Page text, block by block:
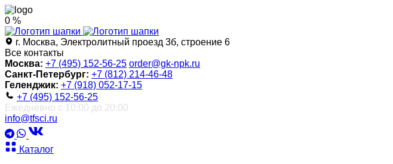
0 %
г. Москва, Электролитный проезд 3б, строение 6
Все контакты
Москва: +7 (495) 152-56-25 order@gk-npk.ru
Санкт-Петербург: +7 (812) 214-46-48
Геленджик: +7 (918) 052-17-15
+7 (495) 152-56-25
Ежедневно с 10:00 до 20:00
info@tfsci.ru
Каталог